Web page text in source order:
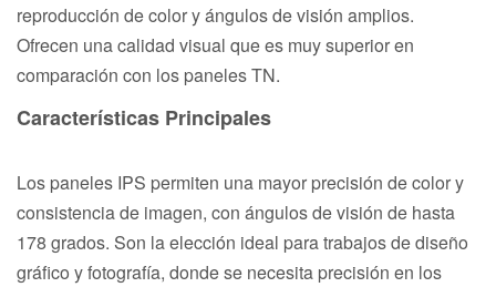
reproducción de color y ángulos de visión amplios.
Ofrecen una calidad visual que es muy superior en
comparación con los paneles TN.
Características Principales
Los paneles IPS permiten una mayor precisión de color y
consistencia de imagen, con ángulos de visión de hasta
178 grados. Son la elección ideal para trabajos de diseño
gráfico y fotografía, donde se necesita precisión en los